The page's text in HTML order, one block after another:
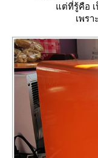
ต่ที่รู้คือ เ
เพร